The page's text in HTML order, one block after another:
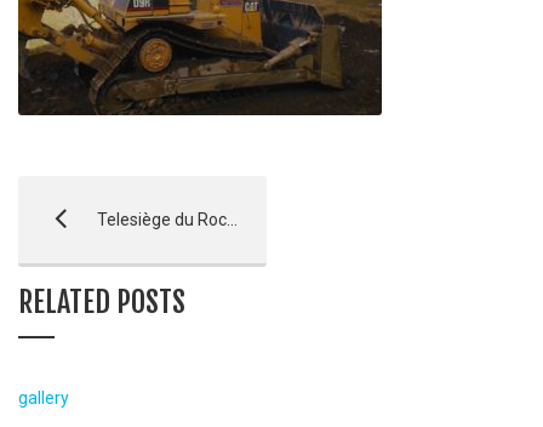
Telesiège du Rocher Blanc – Croix de la Nore – Serre Chevalier
RELATED POSTS
gallery